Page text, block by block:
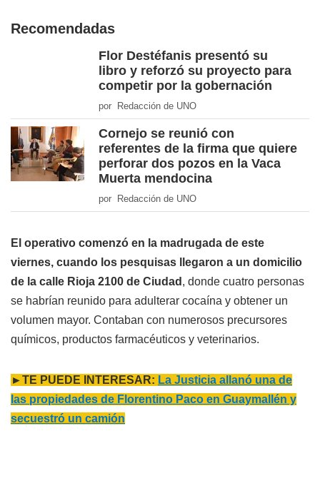
Recomendadas
Flor Destéfanis presentó su
libro y reforzó su proyecto para
competir por la gobernación
por Redacción de UNO
Cornejo se reunió con
referentes de la firma que quiere
perforar dos pozos en la Vaca
Muerta mendocina
por Redacción de UNO
El operativo comenzó en la madrugada de este
viernes, cuando los pesquisas llegaron a un domicilio
de la calle Rioja 2100 de Ciudad , donde cuatro personas
se habrían reunido para adulterar cocaína y obtener un
volumen mayor. Contaban con numerosos precursores
químicos, productos farmacéuticos y veterinarios.
►TE PUEDE INTERESAR: La Justicia allanó una de
las propiedades de Florentino Paco en Guaymallén y
secuestró un camión